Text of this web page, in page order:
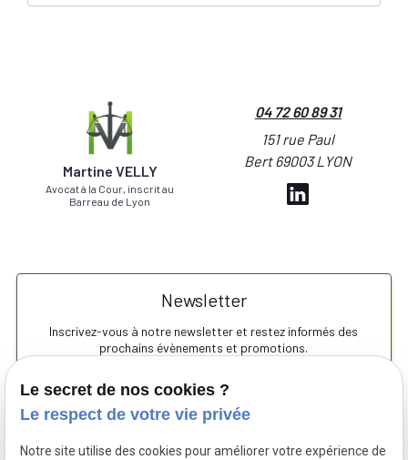
Martine VELLY
Avocat à la Cour, inscrit au
Barreau de Lyon
04 72 60 89 31
151 rue Paul
Bert 69003 LYON
Newsletter
Inscrivez-vous à notre newsletter et restez informés des
prochains évènements et promotions.
Le secret de nos cookies ?
Le respect de votre vie privée
Notre site utilise des cookies pour améliorer votre expérience de